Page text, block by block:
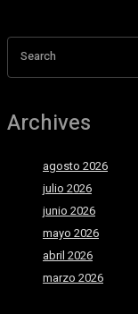
Search
Archives
agosto 2026
julio 2026
junio 2026
mayo 2026
abril 2026
marzo 2026